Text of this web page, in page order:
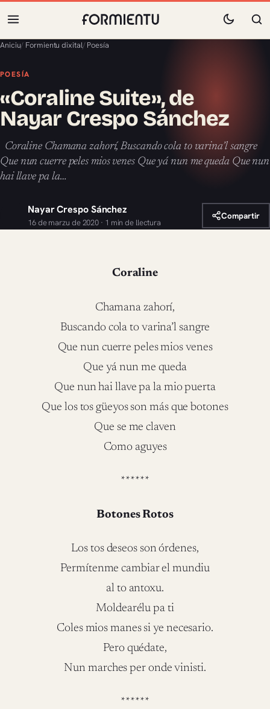
Aniciu/ Formientu dixital/ Poesía
POESÍA
«Coraline Suite», de
Nayar Crespo Sánchez
Coraline Chamana zahorí, Buscando cola to varina’l sangre
Que nun cuerre peles mios venes Que yá nun me queda Que nun
hai llave pa la…
Nayar Crespo Sánchez
16 de marzu de 2020 · 1 min de llectura
Compartir
Coraline
Chamana zahorí,
Buscando cola to varina’l sangre
Que nun cuerre peles mios venes
Que yá nun me queda
Que nun hai llave pa la mio puerta
Que los tos güeyos son más que botones
Que se me claven
Como aguyes
******
Botones Rotos
Los tos deseos son órdenes,
Permítenme cambiar el mundiu
al to antoxu.
Moldearélu pa ti
Coles mios manes si ye necesario.
Pero quédate,
Nun marches per onde vinisti.
******